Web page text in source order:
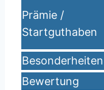
Prämie /
Startguthaben
Besonderheiten
Bewertung